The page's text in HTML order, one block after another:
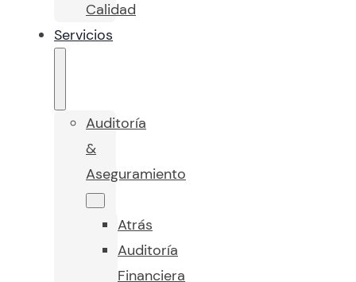
Calidad
Servicios
Auditoría
&
Aseguramiento
Atrás
Auditoría
Financiera